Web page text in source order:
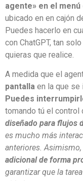
agente» en el
ubicado en en cajón
Puedes hacerlo en
con ChatGPT, tan
quieras que realice.
A medida que el
pantalla en la que se
Puedes
tomando tú el control
diseñado para flujos
es mucho más
anteriores. Asimismo,
adicional de forma
garantizar que la